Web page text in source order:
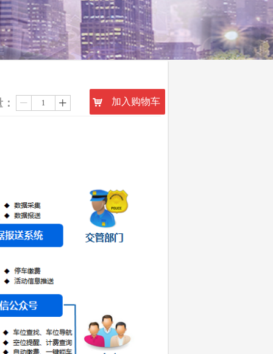
ꄷ ꄸ 낙 加入购物车